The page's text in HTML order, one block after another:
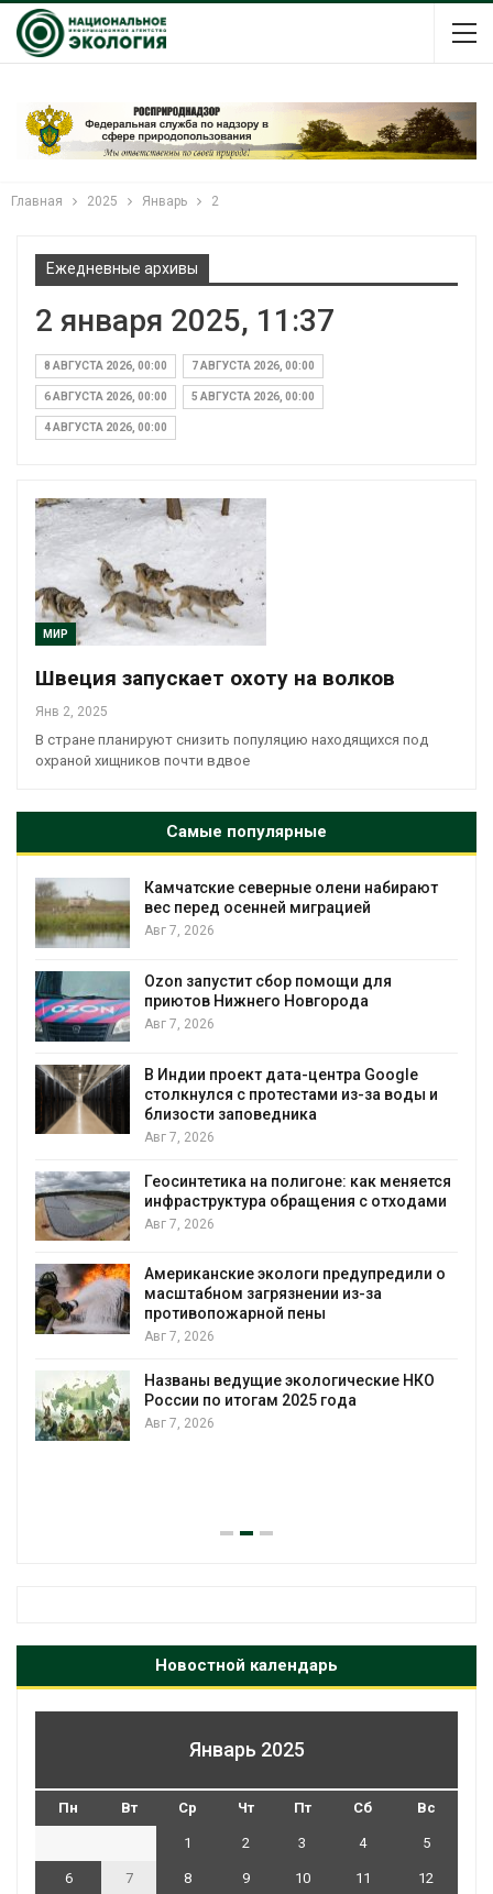
Главная 2025 Январь 2
Ежедневные архивы
2 января 2025, 11:37
8 АВГУСТА 2026, 00:00 7 АВГУСТА 2026, 00:00
6 АВГУСТА 2026, 00:00 5 АВГУСТА 2026, 00:00
4 АВГУСТА 2026, 00:00
МИР
Швеция запускает охоту на волков
Янв 2, 2025
В стране планируют снизить популяцию находящихся под
охраной хищников почти вдвое
Самые популярные
Камчатские северные олени набирают
вес перед осенней миграцией
Авг 7, 2026
Ozon запустит сбор помощи для
приютов Нижнего Новгорода
Авг 7, 2026
В Индии проект дата-центра Google
столкнулся с протестами из-за воды и
близости заповедника
Авг 7, 2026
Геосинтетика на полигоне: как меняется
инфраструктура обращения с отходами
Авг 7, 2026
Американские экологи предупредили о
масштабном загрязнении из-за
противопожарной пены
Авг 7, 2026
Названы ведущие экологические НКО
России по итогам 2025 года
Авг 7, 2026
Новостной календарь
Январь 2025
Пн Вт Ср Чт Пт Сб Вс
1 2 3 4 5
6 7 8 9 10 11 12